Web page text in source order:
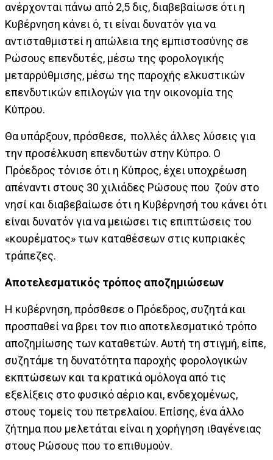
ανέρχονται πάνω από 2,5 δις, διαβεβαίωσε ότι η
Κυβέρνηση κάνει ό, τι είναι δυνατόν για να
αντισταθμιστεί η απώλεια της εμπιστοσύνης σε
Ρώσους επενδυτές, μέσω της φορολογικής
μεταρρύθμισης, μέσω της παροχής ελκυστικών
επενδυτικών επιλογών για την οικονομία της
Κύπρου.
Θα υπάρξουν, πρόσθεσε, πολλές άλλες λύσεις για
την προσέλκυση επενδυτών στην Κύπρο. Ο
Πρόεδρος τόνισε ότι η Κύπρος, έχει υποχρέωση
απέναντι στους 30 χιλιάδες Ρώσους που ζούν στο
νησί και διαβεβαίωσε ότι η Κυβέρνησή του κάνει ότι
είναι δυνατόν για να μειώσει τις επιπτώσεις του
«κουρέματος» των καταθέσεων στις κυπριακές
τράπεζες.
Αποτελεσματικός τρόπος αποζημιώσεων
Η κυβέρνηση, πρόσθεσε ο Πρόεδρος, συζητά και
προσπαθεί να βρει τον πιο αποτελεσματικό τρόπο
αποζημίωσης των καταθετών. Αυτή τη στιγμή, είπε,
συζητάμε τη δυνατότητα παροχής φορολογικών
εκπτώσεων και τα κρατικά ομόλογα από τις
εξελίξεις στο φυσικό αέριο και, ενδεχομένως,
στους τομείς του πετρελαίου. Επίσης, ένα άλλο
ζήτημα που μελετάται είναι η χορήγηση ιθαγένειας
στους Ρώσους που το επιθυμούν.